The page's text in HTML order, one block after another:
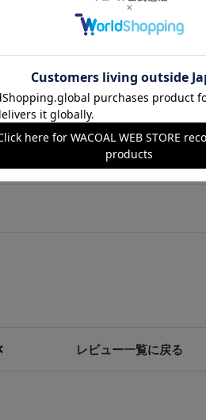
もっと見る
レビュー一覧に戻る